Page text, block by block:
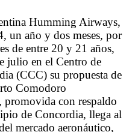
Humming Airways,
un año y dos meses, por
de entre 20 y 21 años,
julio en el Centro de
(CCC) su propuesta de
Comodoro
con respaldo
de Concordia, llega al
mercado aeronáutico,